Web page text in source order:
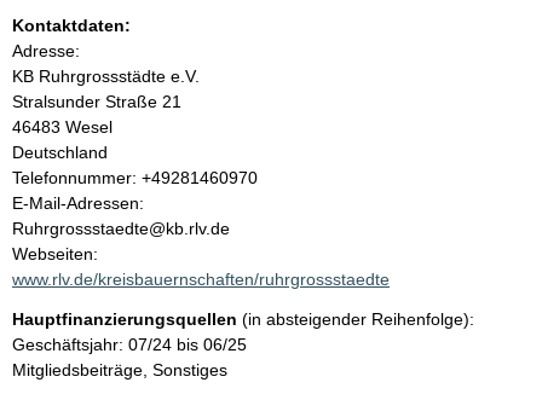
n
h
a
l
t
Kontaktdaten:
Adresse:
KB Ruhrgrossstädte e.V.
Stralsunder Straße 21
46483 Wesel
Deutschland
K
o
n
t
a
t
i
n
Telefonnummer: +49281460970
E-Mail-Adressen:
Ruhrgrossstaedte@kb.rlv.de
Webseiten:
www.rlv.de/kreisbauernschaften/ruhrgrossstaedte
Hauptfinanzierungsquellen (in absteigender Reihenfolge):
Geschäftsjahr: 07/24 bis 06/25
Mitgliedsbeiträge, Sonstiges